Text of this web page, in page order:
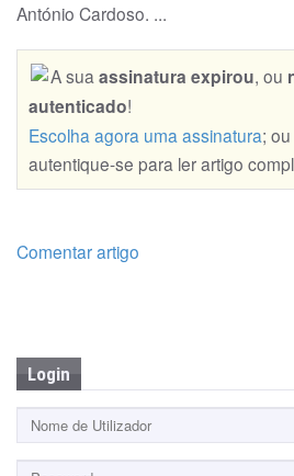
António Cardoso. ...
A sua assinatura expirou, ou
autenticado!
Escolha agora uma assinatura;
autentique-se para ler artigo
Comentar artigo
Login